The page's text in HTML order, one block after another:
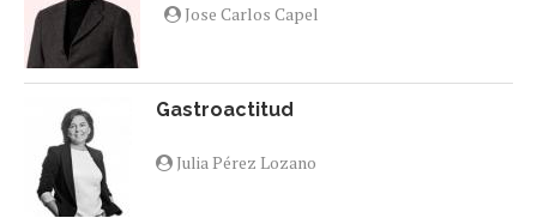
Jose Carlos Capel
Gastroactitud
Julia Pérez Lozano